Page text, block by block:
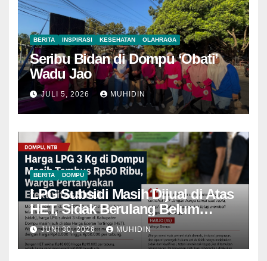
BERITA INSPIRASI KESEHATAN OLAHRAGA
Seribu Bidan di Dompu ‘Obati’
Wadu Jao
JULI 5, 2026 MUHIDIN
BERITA DOMPU
LPG Subsidi Masih Dijual di Atas
HET, Sidak Berulang Belum
Mampu Menekan Harga
JUNI 30, 2026 MUHIDIN